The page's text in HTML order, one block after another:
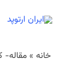
خانه » مقاله-